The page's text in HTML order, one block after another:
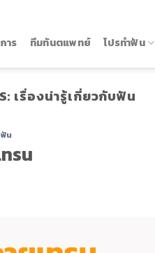
าร ทีมทันตแพทย์ โปรทำฟัน
เรื่องน่ารู้เกี่ยวกับฟัน
น
รน